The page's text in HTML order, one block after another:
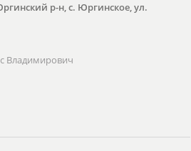
р-н, с. Юргинское, ул.
Владимирович